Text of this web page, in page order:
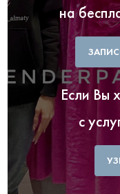
на
Если Вы
с